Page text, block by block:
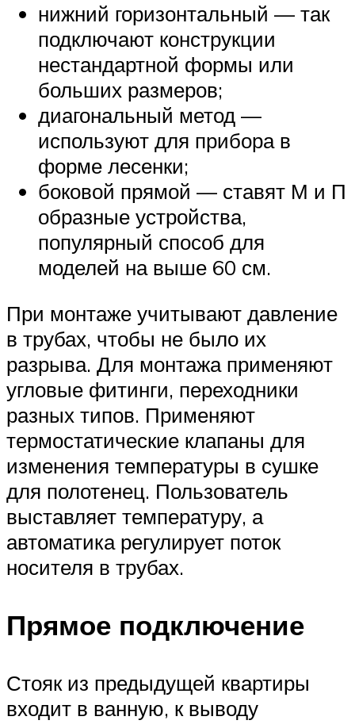
нижний горизонтальный — так
подключают конструкции
нестандартной формы или
больших размеров;
диагональный метод —
используют для прибора в
форме лесенки;
боковой прямой — ставят М и П
образные устройства,
популярный способ для
моделей на выше 60 см.
При монтаже учитывают давление
в трубах, чтобы не было их
разрыва. Для монтажа применяют
угловые фитинги, переходники
разных типов. Применяют
термостатические клапаны для
изменения температуры в сушке
для полотенец. Пользователь
выставляет температуру, а
автоматика регулирует поток
носителя в трубах.
Прямое подключение
Стояк из предыдущей квартиры
входит в ванную, к выводу